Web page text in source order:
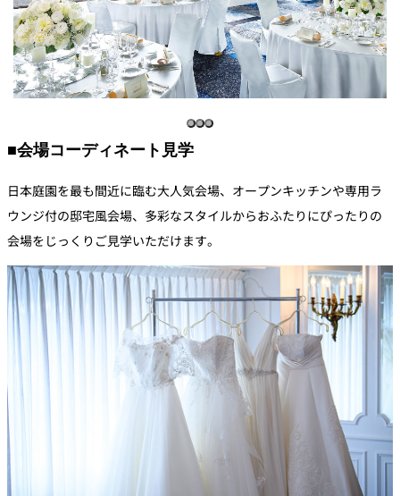
■会場コーディネート見学
日本庭園を最も間近に臨む大人気会場、オープンキッチンや専用ラ
ウンジ付の邸宅風会場、多彩なスタイルからおふたりにぴったりの
会場をじっくりご見学いただけます。